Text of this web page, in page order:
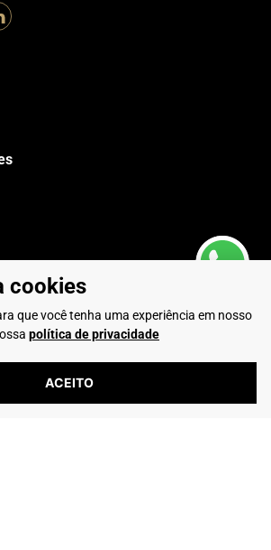
cookies
que você tenha uma experiência em nosso
política de privacidade
ACEITO